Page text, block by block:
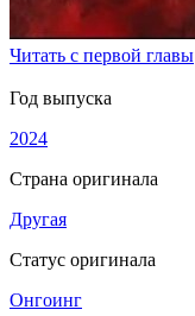
Читать с первой главы
Год выпуска
2024
Страна оригинала
Другая
Статус оригинала
Онгоинг